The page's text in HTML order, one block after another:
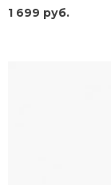
1 699 руб.